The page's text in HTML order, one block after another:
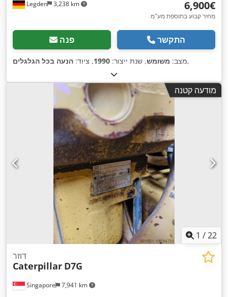
Legden 3,238 km ‏6,900 ‏€
מחיר קבוע בתוספת מע"מ
פנה התקשר
מצב: משומש, שנת ייצור: 1990, ציוד: הנעה בכל הגלגלים ,
מודעה קטנה
1 /22
Singapore 7,941 km
דוזר
Caterpillar D7G